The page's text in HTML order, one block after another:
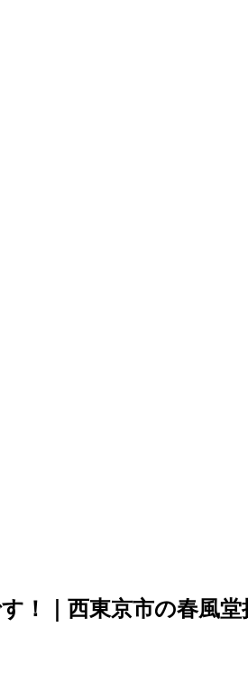
！｜西東京市の春風堂